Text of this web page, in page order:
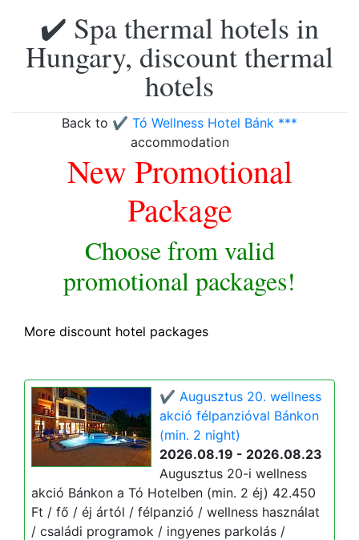
✔️ Spa thermal hotels in
Hungary, discount thermal
hotels
Back to ✔️ Tó Wellness Hotel Bánk ***
accommodation
New Promotional
Package
Choose from valid
promotional packages!
More discount hotel packages
✔️ Augusztus 20. wellness
akció félpanzióval Bánkon
(min. 2 night)
2026.08.19 - 2026.08.23
Augusztus 20-i wellness
akció Bánkon a Tó Hotelben (min. 2 éj) 42.450
Ft / fő / éj ártól / félpanzió / wellness használat
/ családi programok / ingyenes parkolás /